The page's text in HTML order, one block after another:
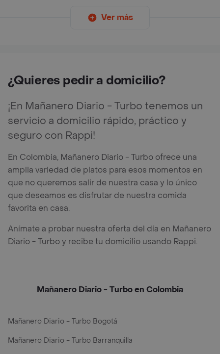
Ver más
¿Quieres pedir a domicilio?
¡En Mañanero Diario - Turbo tenemos un
servicio a domicilio rápido, práctico y
seguro con Rappi!
En Colombia, Mañanero Diario - Turbo ofrece una
amplia variedad de platos para esos momentos en
que no queremos salir de nuestra casa y lo único
que deseamos es disfrutar de nuestra comida
favorita en casa.
Anímate a probar nuestra oferta del día en Mañanero
Diario - Turbo y recibe tu domicilio usando Rappi.
Mañanero Diario - Turbo en Colombia
Mañanero Diario - Turbo Bogotá
Mañanero Diario - Turbo Barranquilla